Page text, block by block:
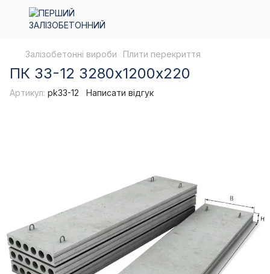
Залізобетонні вироби Плити перекриття
ПК 33-12 3280х1200х220
Артикул: pk33-12 Написати відгук